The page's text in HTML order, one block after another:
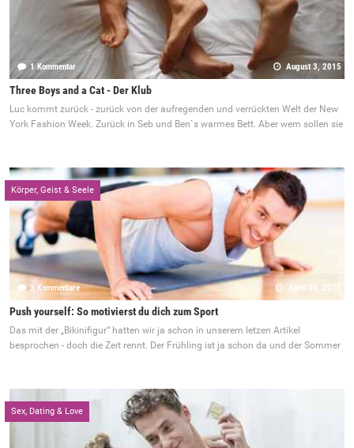
1 Kommentar August 3, 2015
Three Boys and a Cat - Der Klub
Luc kommt zurück - zurück von der aufregenden und verrückten Welt der New
York Fashion Week. Zurück in Seb und Ben`s warmes Bett. Aber wem sollen sie
Körper, Geist & Seele
3 Kommentare April 30, 2015
Push yourself: So motivierst du dich zum Sport
Das mit der „Bikinifigur“ hatten wir ja schon in unserem letzen Artikel
besprochen - doch die Zeit rennt. Der Frühling ist ja schon da und der Sommer
Sex, Dating & Love